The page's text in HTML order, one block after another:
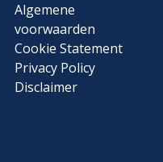
Algemene
voorwaarden
Cookie Statement
Privacy Policy
Disclaimer